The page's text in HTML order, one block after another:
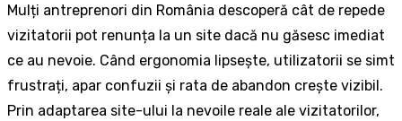
Mulți antreprenori din România descoperă cât de repede
vizitatorii pot renunța la un site dacă nu găsesc imediat
ce au nevoie. Când ergonomia lipsește, utilizatorii se simt
frustrați, apar confuzii și rata de abandon crește vizibil.
Prin adaptarea site-ului la nevoile reale ale vizitatorilor,